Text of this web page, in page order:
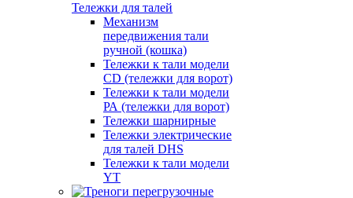
Тележки для талей
Механизм
передвижения тали
ручной (кошка)
Тележки к тали модели
CD (тележки для ворот)
Тележки к тали модели
РА (тележки для ворот)
Тележки шарнирные
Тележки электрические
для талей DHS
Тележки к тали модели
YT